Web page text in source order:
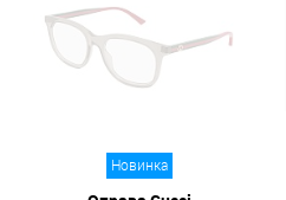
Новинка